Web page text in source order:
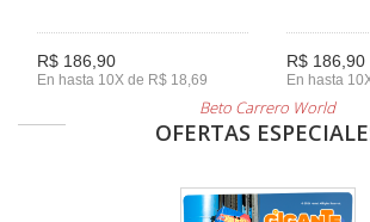
R$ 186,90
En hasta 10X de R$ 18,69
R$ 186,90
En hasta
Beto Carrero World
OFERTAS